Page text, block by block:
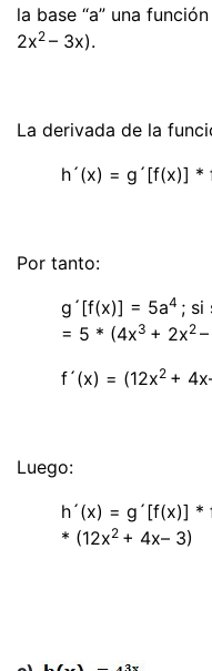
la base “a” una
2x2 – 3x).
La derivada de la
h´(x) = g´[f(x)] *
Por tanto:
g´[f(x)] = 5a4 ; si
= 5 * (4x3 + 2x2
f´(x) = (12x2 +
Luego:
h´(x) = g´[f(x)] *
* (12x2 + 4x– 3)